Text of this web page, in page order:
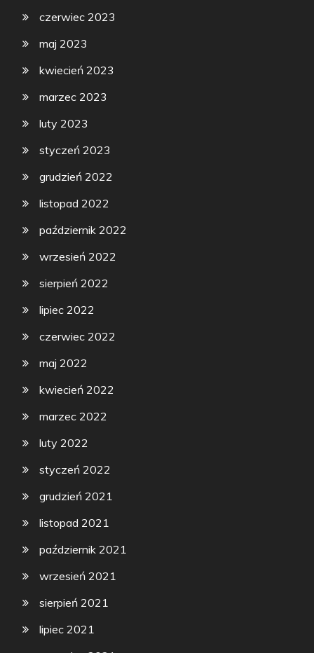
czerwiec 2023
maj 2023
kwiecień 2023
marzec 2023
luty 2023
styczeń 2023
grudzień 2022
listopad 2022
październik 2022
wrzesień 2022
sierpień 2022
lipiec 2022
czerwiec 2022
maj 2022
kwiecień 2022
marzec 2022
luty 2022
styczeń 2022
grudzień 2021
listopad 2021
październik 2021
wrzesień 2021
sierpień 2021
lipiec 2021